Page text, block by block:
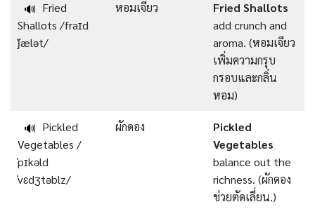
🔊 Fried
Shallots /fraɪd
ˈʃælət/
หอมเจียว
Fried Shallots
add crunch and
aroma. (หอมเจียว
เพิ่มความกรุบ
กรอบและกลิ่น
หอม)
🔊 Pickled
Vegetables /
ˈpɪkəld
ˈvɛdʒtəblz/
ผักดอง
Pickled
Vegetables
balance out the
richness. (ผักดอง
ช่วยตัดเลี่ยน.)